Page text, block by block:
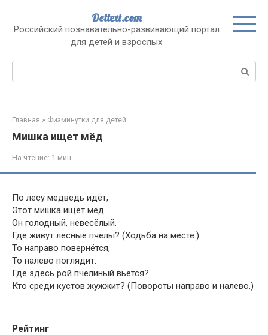
контенту
Dettext.com
Российский познавательно-развивающий портал
для детей и взрослых
Поиск:
Главная » Физминутки для детей
Мишка ищет мёд
На чтение: 1 мин
По лесу медведь идёт,
Этот мишка ищет мёд.
Он голодный, невесёлый.
Где живут лесные пчёлы? (Ходьба на месте.)
То направо повернётся,
То налево поглядит.
Где здесь рой пчелиный вьётся?
Кто среди кустов жужжит? (Повороты направо и налево.)
Рейтинг